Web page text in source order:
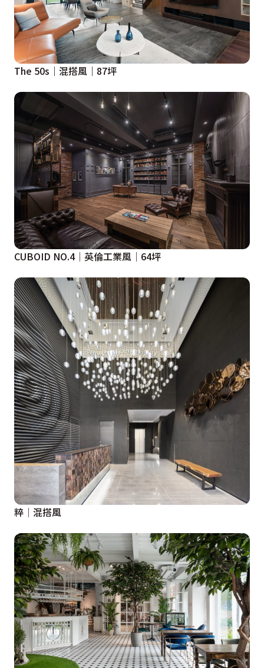
The 50s｜混搭風｜87坪
CUBOID NO.4│英倫工業風│64坪
粹│混搭風